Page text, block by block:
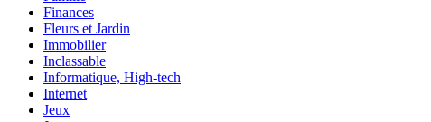
Finances
Fleurs et Jardin
Immobilier
Inclassable
Informatique, High-tech
Internet
Jeux